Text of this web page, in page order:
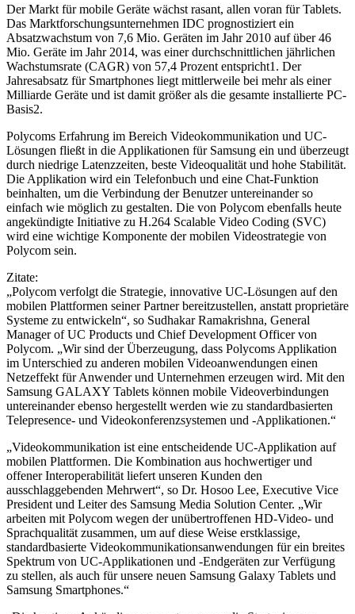
Der Markt für mobile Geräte wächst rasant, allen voran für Tablets.
Das Marktforschungsunternehmen IDC prognostiziert ein
Absatzwachstum von 7,6 Mio. Geräten im Jahr 2010 auf über 46
Mio. Geräte im Jahr 2014, was einer durchschnittlichen jährlichen
Wachstumsrate (CAGR) von 57,4 Prozent entspricht1. Der
Jahresabsatz für Smartphones liegt mittlerweile bei mehr als einer
Milliarde Geräte und ist damit größer als die gesamte installierte PC-
Basis2.
Polycoms Erfahrung im Bereich Videokommunikation und UC-
Lösungen fließt in die Applikationen für Samsung ein und überzeugt
durch niedrige Latenzzeiten, beste Videoqualität und hohe Stabilität.
Die Applikation wird ein Telefonbuch und eine Chat-Funktion
beinhalten, um die Verbindung der Benutzer untereinander so
einfach wie möglich zu gestalten. Die von Polycom ebenfalls heute
angekündigte Initiative zu H.264 Scalable Video Coding (SVC)
wird eine wichtige Komponente der mobilen Videostrategie von
Polycom sein.
Zitate:
„Polycom verfolgt die Strategie, innovative UC-Lösungen auf den
mobilen Plattformen seiner Partner bereitzustellen, anstatt proprietäre
Systeme zu entwickeln“, so Sudhakar Ramakrishna, General
Manager of UC Products und Chief Development Officer von
Polycom. „Wir sind der Überzeugung, dass Polycoms Applikation
im Unterschied zu anderen mobilen Videoanwendungen einen
Netzeffekt für Anwender und Unternehmen erzeugen wird. Mit den
Samsung GALAXY Tablets können mobile Videoverbindungen
untereinander ebenso hergestellt werden wie zu standardbasierten
Telepresence- und Videokonferenzsystemen und -Applikationen.“
„Videokommunikation ist eine entscheidende UC-Applikation auf
mobilen Plattformen. Die Kombination aus hochwertiger und
offener Interoperabilität liefert unseren Kunden den
ausschlaggebenden Mehrwert“, so Dr. Hosoo Lee, Executive Vice
President und Leiter des Samsung Media Solution Center. „Wir
arbeiten mit Polycom wegen der unübertroffenen HD-Video- und
Sprachqualität zusammen, um auf diese Weise erstklassige,
standardbasierte Videokommunikationsanwendungen für ein breites
Spektrum von UC-Applikationen und -Endgeräten zur Verfügung
zu stellen, als auch für unsere neuen Samsung Galaxy Tablets und
Samsung Smartphones.“